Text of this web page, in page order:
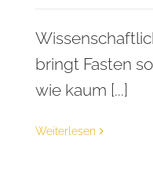
bringt Fasten
wie kaum [...]
Weiterlesen